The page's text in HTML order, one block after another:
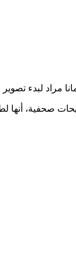
مراد لبدء
صحفية، أنها